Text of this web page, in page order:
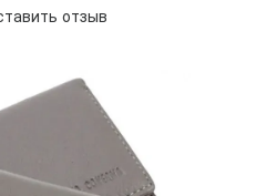
отзыв